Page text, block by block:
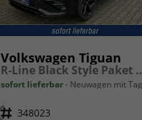
Volkswagen Tiguan
R-Line Black
sofort lieferbar Neuwagen mit Tageszulassung
Fahrzeugnr. 348023